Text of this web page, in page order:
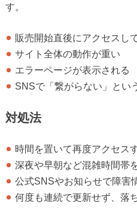
す。
販売開始直後にアクセスし
サイト全体の動作が重い
エラーページが表示される
SNSで「繋がらない」とい
対処法
時間を置いて再度アクセス
深夜や早朝など混雑時間帯
公式SNSやお知らせで障害
何度も連続で更新せず、落